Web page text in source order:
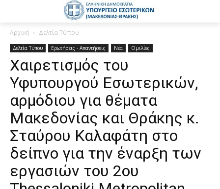
Αρχική Δελτία Τύπου
Δελτία Τύπου Ερωτήσεις - Απαντήσεις Νέα Ομιλίες
Χαιρετισμός του
Υφυπουργού Εσωτερικών,
αρμόδιου για θέματα
Μακεδονίας και Θράκης κ.
Σταύρου Καλαφάτη στο
δείπνο για την έναρξη των
εργασιών του 2ου